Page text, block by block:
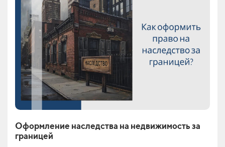
Оформление наследства на недвижимость за
границей